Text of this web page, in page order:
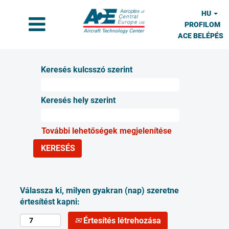
HU
PROFILOM
ACE BELÉPÉS
Keresés kulcsszó szerint
Keresés hely szerint
További lehetőségek megjelenítése
Válassza ki, milyen gyakran (nap) szeretne
értesítést kapni:
Értesítés létrehozása